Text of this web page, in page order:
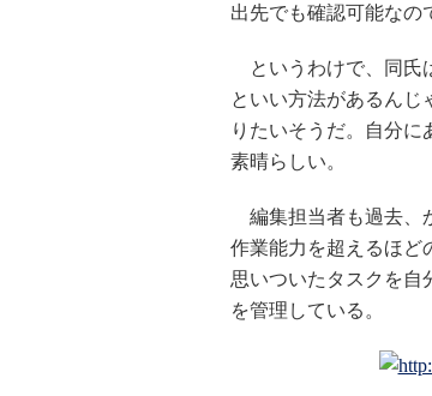
出先でも確認可能なの
というわけで、同氏
といい方法があるんじ
りたいそうだ。自分
素晴らしい。
編集担当者も過去、
作業能力を超えるほど
思いついたタスクを自
を管理している。